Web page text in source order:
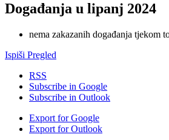
Događanja u lipanj 2024
nema zakazanih događanja tjekom
Ispiši Pregled
RSS
Subscribe in Google
Subscribe in Outlook
Export forGoogle
Export forOutlook